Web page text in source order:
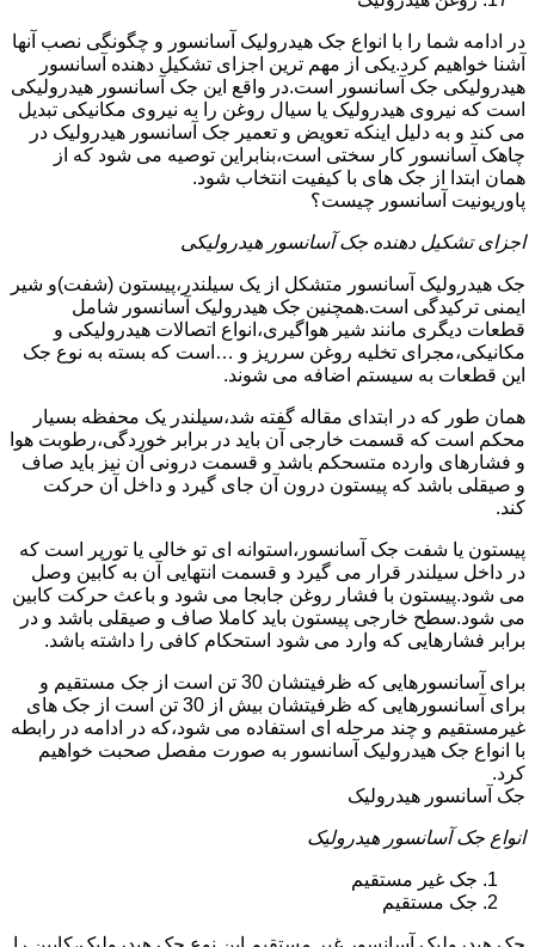
در ادامه شما را با انواع جک هیدرولیک آسانسور و چگونگی نصب آنها
آشنا خواهیم کرد.یکی از مهم ترین اجزای تشکیل دهنده آسانسور
هیدرولیکی جک آسانسور است.در واقع این جک آسانسور هیدرولیکی
است که نیروی هیدرولیک یا سیال روغن را به نیروی مکانیکی تبدیل
می کند و به دلیل اینکه تعویض و تعمیر جک آسانسور هیدرولیک در
چاهک آسانسور کار سختی است،بنابراین توصیه می شود که از
همان ابتدا از جک های با کیفیت انتخاب شود.
پاوریونیت آسانسور چیست؟
اجزای تشکیل دهنده جک آسانسور هیدرولیکی
جک هیدرولیک آسانسور متشکل از یک سیلندر،پیستون (شفت)و شیر
ایمنی ترکیدگی است.همچنین جک هیدرولیک آسانسور شامل
قطعات دیگری مانند شیر هواگیری،انواع اتصالات هیدرولیکی و
مکانیکی،مجرای تخلیه روغن سرریز و …است که بسته به نوع جک
این قطعات به سیستم اضافه می شوند.
همان طور که در ابتدای مقاله گفته شد،سیلندر یک محفظه بسیار
محکم است که قسمت خارجی آن باید در برابر خوردگی،رطوبت هوا
و فشارهای وارده متسحکم باشد و قسمت درونی آن نیز باید صاف
و صیقلی باشد که پیستون درون آن جای گیرد و داخل آن حرکت
کند.
پیستون یا شفت جک آسانسور،استوانه ای تو خالی یا تورپر است که
در داخل سیلندر قرار می گیرد و قسمت انتهایی آن به کابین وصل
می شود.پیستون با فشار روغن جابجا می شود و باعث حرکت کابین
می شود.سطح خارجی پیستون باید کاملا صاف و صیقلی باشد و در
برابر فشارهایی که وارد می شود استحکام کافی را داشته باشد.
برای آسانسورهایی که ظرفیتشان 30 تن است از جک مستقیم و
برای آسانسورهایی که ظرفیتشان بیش از 30 تن است از جک های
غیرمستقیم و چند مرحله ای استفاده می شود،که در ادامه در رابطه
با انواع جک هیدرولیک آسانسور به صورت مفصل صحبت خواهیم
کرد.
جک آسانسور هیدرولیک
انواع جک آسانسور هیدرولیک
جک غیر مستقیم
جک مستقیم